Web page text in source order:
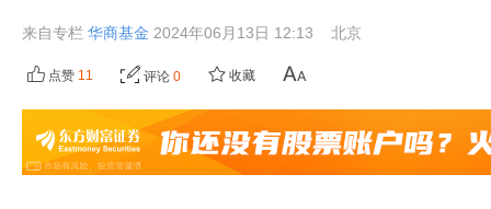
来自专栏 华商基金 2024年06月13日 12:13 北京
点赞 11 评论 0 收藏